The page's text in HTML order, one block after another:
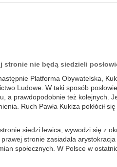
nie będą siedzieli
Platforma Obywatelska,
Ludowe. W taki sposób
a prawdopodobnie też kolejnych.
Ruch Pawła Kukiza pokłócił
siedzi lewica, wywodzi się z
stronie zasiadała arystokracja
społecznych. W Polsce w